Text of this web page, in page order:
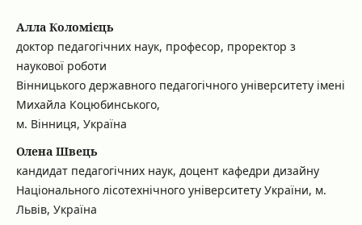
Алла Коломієць
доктор педагогічних наук, професор, проректор з
наукової роботи
Вінницького державного педагогічного університету імені
Михайла Коцюбинського,
м. Вінниця, Україна
Олена Швець
кандидат педагогічних наук, доцент кафедри дизайну
Національного лісотехнічного університету України, м.
Львів, Україна